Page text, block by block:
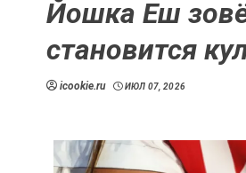
Йошка Еш
становится
icookie.ru ИЮЛ 07, 2026